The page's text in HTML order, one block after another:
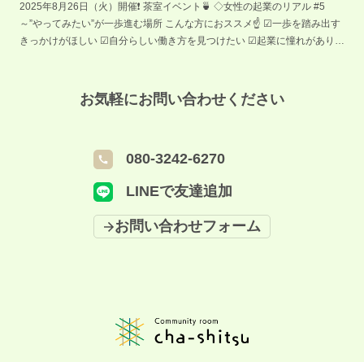
2025年8月26日（火）開催❗️ 茶室イベント🍵 ◇女性の起業のリアル #5
～”やってみたい”が一歩進む場所 こんな方におススメ☝️ ☑︎一歩を踏み出す
きっかけがほしい ☑︎自分らしい働き方を見つけたい ☑︎起業に憧れがあり、
ト概要＞ ＝＝＝＝＝＝＝＝＝＝＝＝＝＝ 🗓日時 8/26(火) 10:00～
11:30（受付9:30） 👤対象 起業・自分らしい働き方に興味のある女性 🏢
線・なかもず駅、南海高野線・中百舌鳥駅から徒歩4分です👣 📣登壇者
無料 ※イベントの様子を撮影した写真/動画を 広報素材として使用させて
関してのお問い合わせはこちら ☎️拠点携帯：080-3242-6270（月〜金
お気軽にお問い合わせください
080-3242-6270
LINEで友達追加
お問い合わせフォーム